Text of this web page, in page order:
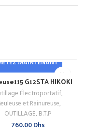
MAINTENANT
G12STA HIKOKI
Électroportatif,
et Rainureuse,
OUTILLAGE, B.T.P
760.00Dhs